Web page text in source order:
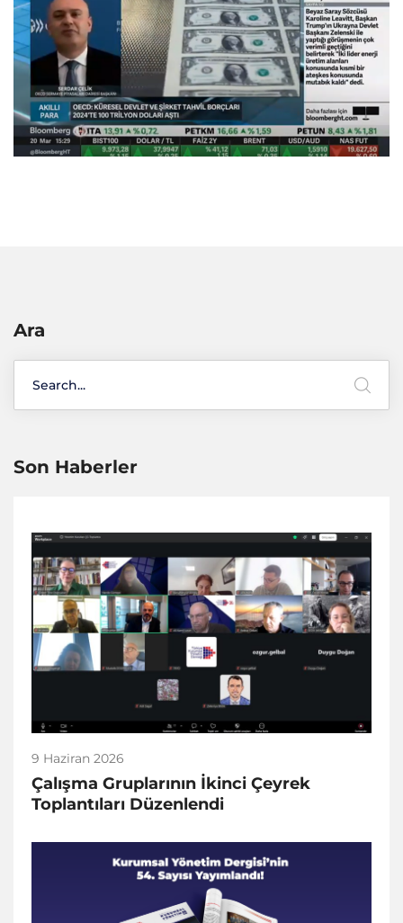
Ara
Son Haberler
9 Haziran 2026
Çalışma Gruplarının İkinci Çeyrek
Toplantıları Düzenlendi